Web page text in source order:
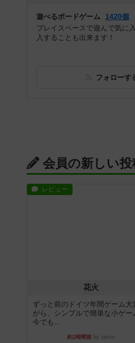
遊べるボードゲーム
1420個
プレイスペースで遊んで気に
入することも出来ます！
フォローす
会員の新しい投
レビュー
花火
ずっと前のドイツ年間ゲーム大
がら、シンプルで簡単な小ゲー
今でも...
約1時間前 by tamio